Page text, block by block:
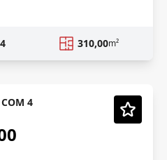
4 310,00m²
Em Construção
4